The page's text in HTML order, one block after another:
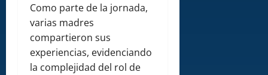
Como parte de la jornada,
varias madres
compartieron sus
experiencias, evidenciando
la complejidad del rol de